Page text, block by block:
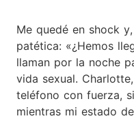
Me quedé en shock
patética: «¿Hemos
llaman por la noche
vida sexual.
teléfono con fuerza,
mientras mi estado